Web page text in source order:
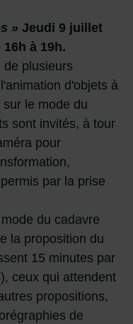
» Jeudi 9 juillet
à 19h.
de plusieurs
d'objets à
le mode du
sont invités, à tour
pour
par la prise
du cadavre
la proposition du
15 minutes par
ceux qui attendent
propositions,
de